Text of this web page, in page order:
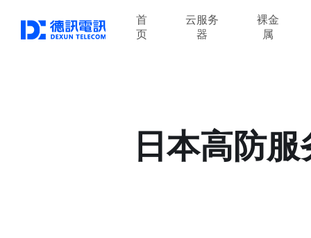
首
页
云服务
器
裸金
属
日本高防